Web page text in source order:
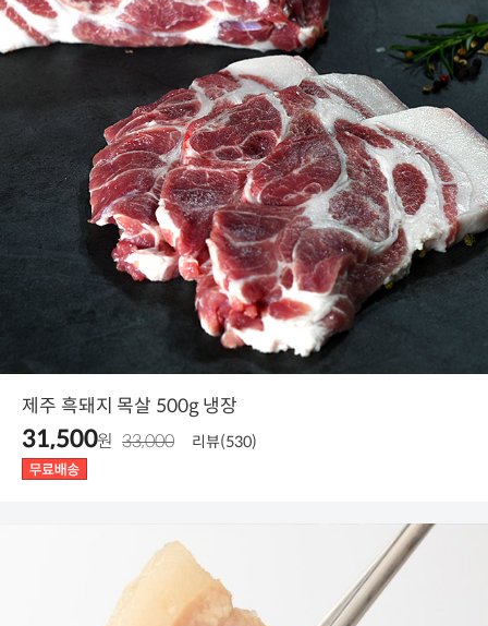
제주 흑돼지 목살 500g 냉장
31,500원 33,000 리뷰(530)